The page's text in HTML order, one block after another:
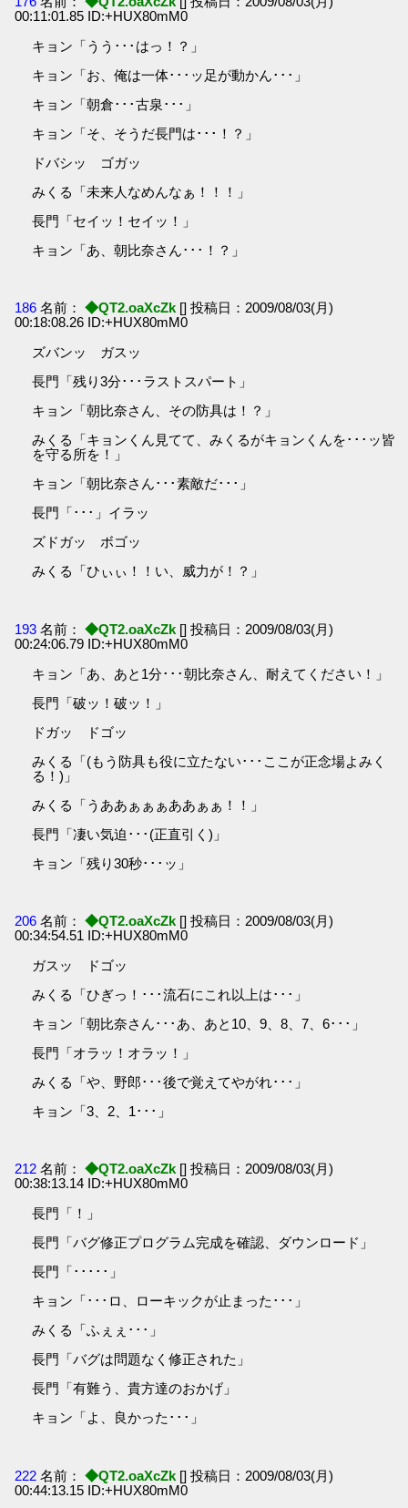
00:11:01.85 ID:+HUX80mM0
キョン「うう･･･はっ！？」
キョン「お、俺は一体･･･ッ足が動かん･･･」
キョン「朝倉･･･古泉･･･」
キョン「そ、そうだ長門は･･･！？」
ドバシッ ゴガッ
みくる「未来人なめんなぁ！！！」
長門「セイッ！セイッ！」
キョン「あ、朝比奈さん･･･！？」
186 名前： ◆QT2.oaXcZk [] 投稿日：2009/08/03(月)
00:18:08.26 ID:+HUX80mM0
ズバンッ ガスッ
長門「残り3分･･･ラストスパート」
キョン「朝比奈さん、その防具は！？」
みくる「キョンくん見てて、みくるがキョンくんを･･･ッ皆
を守る所を！」
キョン「朝比奈さん･･･素敵だ･･･」
長門「･･･」イラッ
ズドガッ ボゴッ
みくる「ひぃぃ！！い、威力が！？」
193 名前： ◆QT2.oaXcZk [] 投稿日：2009/08/03(月)
00:24:06.79 ID:+HUX80mM0
キョン「あ、あと1分･･･朝比奈さん、耐えてください！」
長門「破ッ！破ッ！」
ドガッ ドゴッ
みくる「(もう防具も役に立たない･･･ここが正念場よみく
る！)」
みくる「うああぁぁぁああぁぁ！！」
長門「凄い気迫･･･(正直引く)」
キョン「残り30秒･･･ッ」
206 名前： ◆QT2.oaXcZk [] 投稿日：2009/08/03(月)
00:34:54.51 ID:+HUX80mM0
ガスッ ドゴッ
みくる「ひぎっ！･･･流石にこれ以上は･･･」
キョン「朝比奈さん･･･あ、あと10、9、8、7、6･･･」
長門「オラッ！オラッ！」
みくる「や、野郎･･･後で覚えてやがれ･･･」
キョン「3、2、1･･･」
212 名前： ◆QT2.oaXcZk [] 投稿日：2009/08/03(月)
00:38:13.14 ID:+HUX80mM0
長門「！」
長門「バグ修正プログラム完成を確認、ダウンロード」
長門「･････」
キョン「･･･ロ、ローキックが止まった･･･」
みくる「ふぇぇ･･･」
長門「バグは問題なく修正された」
長門「有難う、貴方達のおかげ」
キョン「よ、良かった･･･」
222 名前： ◆QT2.oaXcZk [] 投稿日：2009/08/03(月)
00:44:13.15 ID:+HUX80mM0